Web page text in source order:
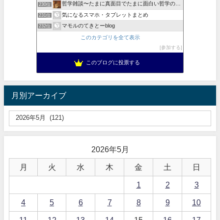
230位 哲学雑談〜たまに真面目でたまに面白い哲学の話〜
231位 気になるスマホ・タブレットまとめ
232位 マモルのてきとーblog
このカテゴリを全て表示
参加する
このブログに投票する
月別アーカイブ
2026年5月
月 火 水 木 金 土 日
1 2 3
4 5 6 7 8 9 10